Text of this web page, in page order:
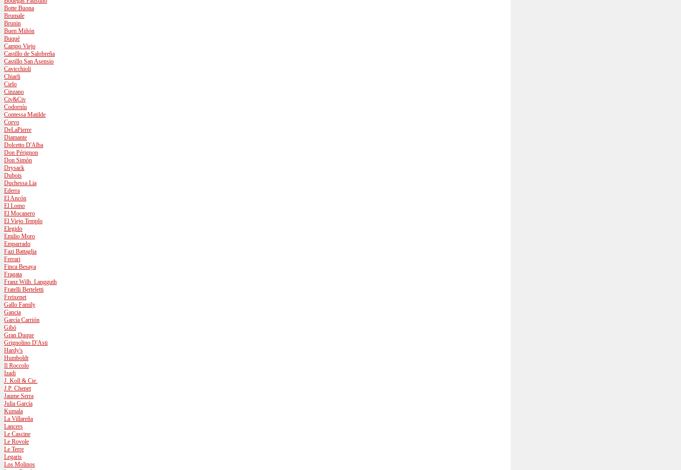
Botte Buona
Brumale
Brunin
Buen Miñón
Buqué
Campo Viejo
Castillo de Salobreña
Castillo San Asensio
Cavicchioli
Chiarli
Cielo
Cinzano
Civ&Civ
Codorníu
Contessa Matilde
Corvo
DeLaPierre
Diamante
Dolcetto D'Alba
Don Pérignon
Don Simón
Drysack
Dubois
Duchessa Lia
Ederra
El Ancón
El Lomo
El Mocanero
El Viejo Templo
Elegido
Emilio Moro
Emparrado
Fazi Battaglia
Ferrari
Finca Besaya
Fragata
Franz Wilh. Langguth
Fratelli Berteletti
Freixenet
Gallo Family
Gancia
García Carrión
Gibó
Gran Duque
Grignolino D'Asti
Hardy's
Humboldt
Il Roccolo
Izadi
J. Koll & Cie.
J.P. Chenet
Jaume Serra
Julia García
Kumala
La Villareña
Lancers
Le Cascine
Le Rovole
Le Terre
Legaris
Los Molinos